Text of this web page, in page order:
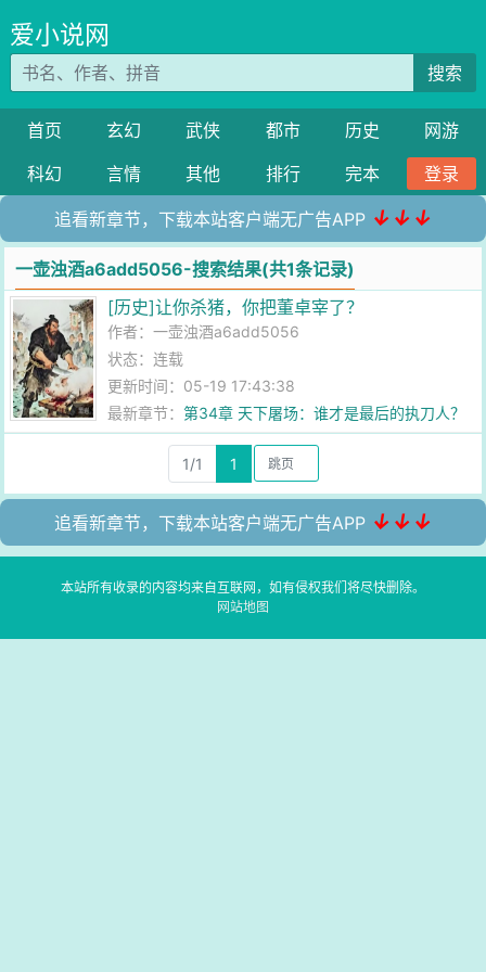
爱小说网
搜索
首页 玄幻 武侠 都市 历史
网游
科幻
言情 其他 排行 完本 登录
追看新章节，下载本站客户端无广告APP ↓↓↓
一壶浊酒a6add5056-搜索结果(共1条记录)
[历史]让你杀猪，你把董卓宰了？
作者：一壶浊酒a6add5056
状态：连载
更新时间：05-19 17:43:38
最新章节：第34章 天下屠场：谁才是最后的执刀人？
1/1 1
追看新章节，下载本站客户端无广告APP ↓↓↓
本站所有收录的内容均来自互联网，如有侵权我们将尽快删除。
网站地图